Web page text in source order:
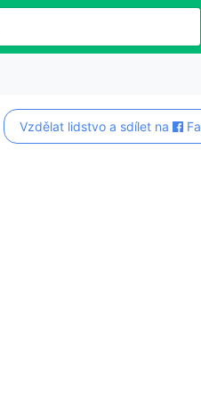
Vzdělat lidstvo a sdílet na